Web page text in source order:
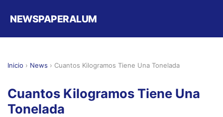
NEWSPAPERALUM
Inicio › News › Cuantos Kilogramos Tiene Una Tonelada
Cuantos Kilogramos Tiene Una
Tonelada